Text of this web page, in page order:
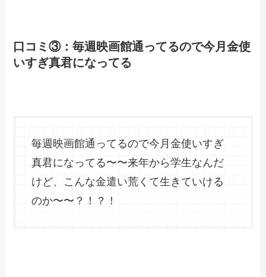
口コミ③：毎週映画館通ってるので今月金使
いすぎ真君になってる
毎週映画館通ってるので今月金使いすぎ
真君になってる〜〜来年から学生なんだ
けど、こんな金遣い荒くて生きていける
のか〜〜？！？！